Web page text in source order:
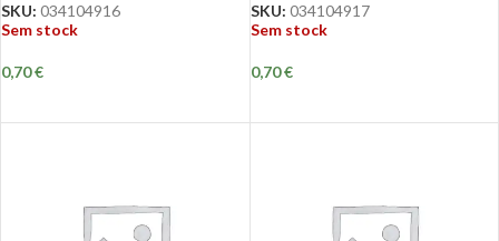
SKU: 034104916
Sem stock
0,70€
SKU: 034104917
Sem stock
0,70€